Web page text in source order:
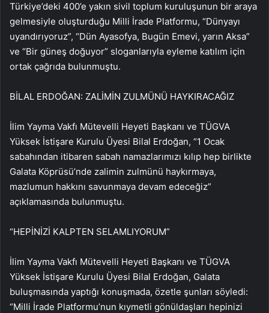
Türkiye’deki 400’e yakın sivil toplum kuruluşunun bir araya
gelmesiyle oluşturduğu Milli İrade Platformu, “Dünyayı
uyandırıyoruz”, “Dün Ayasofya, Bugün Emevi, yarın Aksa”
ve “Bir güneş doğuyor” sloganlarıyla eyleme katılım için
ortak çağrıda bulunmuştu.
BİLAL ERDOĞAN: ZALİMİN ZULMÜNÜ HAYKIRACAĞIZ
İlim Yayma Vakfı Mütevelli Heyeti Başkanı ve TÜGVA
Yüksek İstişare Kurulu Üyesi Bilal Erdoğan, “1 Ocak
sabahından itibaren sabah namazlarımızı kılıp hep birlikte
Galata Köprüsü’nde zalimin zulmünü haykırmaya,
mazlumun hakkını savunmaya devam edeceğiz”
açıklamasında bulunmuştu.
“HEPİNİZİ KALPTEN SELAMLIYORUM”
İlim Yayma Vakfı Mütevelli Heyeti Başkanı ve TÜGVA
Yüksek İstişare Kurulu Üyesi Bilal Erdoğan, Galata
buluşmasında yaptığı konuşmada, özetle şunları söyledi:
“Milli İrade Platformu’nun kıymetli gönüldaşları hepinizi